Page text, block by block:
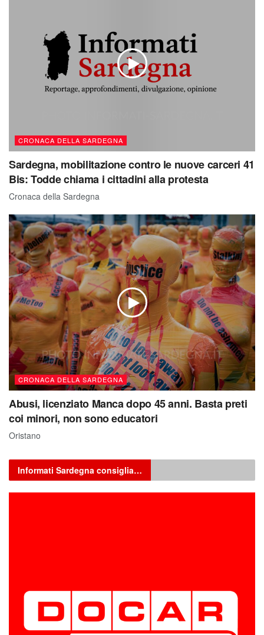
CRONACA DELLA SARDEGNA
Sardegna, mobilitazione contro le nuove carceri 41
Bis: Todde chiama i cittadini alla protesta
Cronaca della Sardegna
CRONACA DELLA SARDEGNA
Abusi, licenziato Manca dopo 45 anni. Basta preti
coi minori, non sono educatori
Oristano
Informati Sardegna consiglia…